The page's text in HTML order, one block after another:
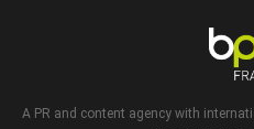
A PR and content agency with